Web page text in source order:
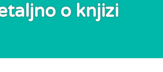
o knjizi